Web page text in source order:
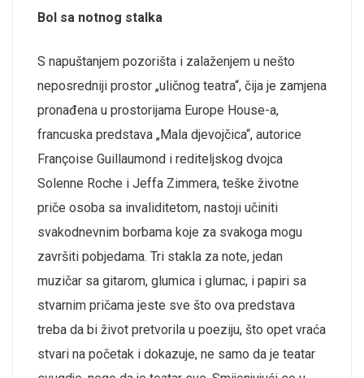
Bol sa notnog stalka
S napuštanjem pozorišta i zalaženjem u nešto
neposredniji prostor „uličnog teatra“, čija je zamjena
pronađena u prostorijama Europe House-a,
francuska predstava „Mala djevojčica“, autorice
Françoise Guillaumond i rediteljskog dvojca
Solenne Roche i Jeffa Zimmera, teške životne
priče osoba sa invaliditetom, nastoji učiniti
svakodnevnim borbama koje za svakoga mogu
završiti pobjedama. Tri stakla za note, jedan
muzičar sa gitarom, glumica i glumac, i papiri sa
stvarnim pričama jeste sve što ova predstava
treba da bi život pretvorila u poeziju, što opet vraća
stvari na početak i dokazuje, ne samo da je teatar